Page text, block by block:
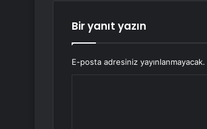
Bir yanıt yazın
E-posta adresiniz yayınlanmayacak.